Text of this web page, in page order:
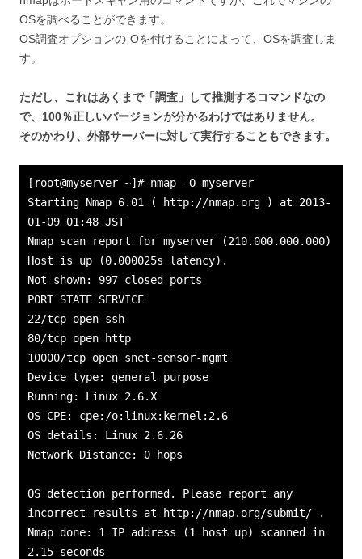
OSを調べることができます。
OS調査オプションの-Oを付けることによって、OSを調査しま
す。
ただし、これはあくまで「調査」して推測するコマンドなの
で、100％正しいバージョンが分かるわけではありません。
そのかわり、外部サーバーに対して実行することもできます。
[root@myserver ~]# nmap -O myserver
Starting Nmap 6.01 ( http://nmap.org ) at 2013-
01-09 01:48 JST
Nmap scan report for myserver (210.000.000.000)
Host is up (0.000025s latency).
Not shown: 997 closed ports
PORT STATE SERVICE
22/tcp open ssh
80/tcp open http
10000/tcp open snet-sensor-mgmt
Device type: general purpose
Running: Linux 2.6.X
OS CPE: cpe:/o:linux:kernel:2.6
OS details: Linux 2.6.26
Network Distance: 0 hops
OS detection performed. Please report any
incorrect results at http://nmap.org/submit/ .
Nmap done: 1 IP address (1 host up) scanned in
2.15 seconds